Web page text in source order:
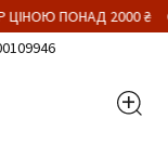
ПОНАД 2000 ₴